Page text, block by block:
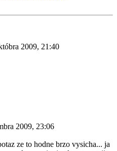
2009, 21:40
2009, 23:06
ze to hodne brzo vysicha... ja